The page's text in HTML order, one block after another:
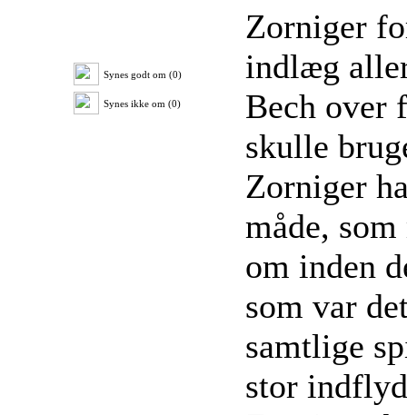
Synes godt om (0)
Synes ikke om (0)
Zorniger
indlæg
Bech over
skulle
Zorniger
måde,
om inden
som var
samtlige
stor